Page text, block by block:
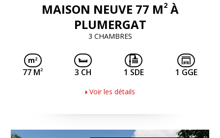
MAISON NEUVE 77 M2À
PLUMERGAT
3 CHAMBRES
77 M2 3 CH 1 SDE 1 GGE
Voir les détails